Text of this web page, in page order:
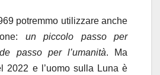
potremmo utilizzare anche
un piccolo passo per
passo per l’umanità. Ma
2022 e l’uomo sulla Luna è